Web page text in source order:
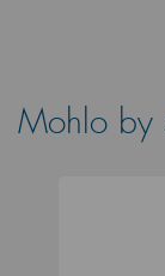
Mohlo by